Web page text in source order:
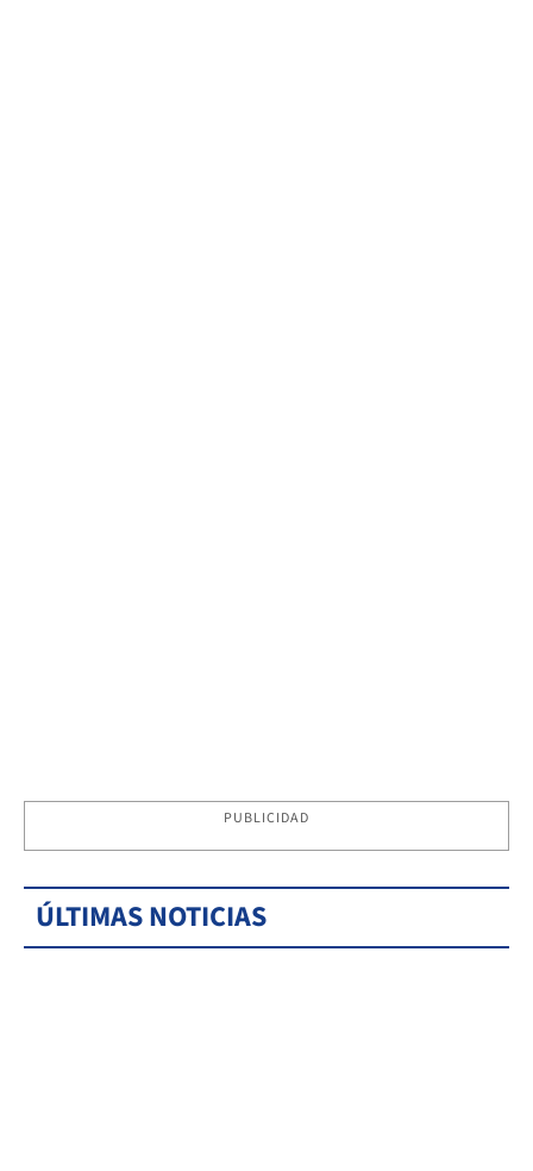
PUBLICIDAD
ÚLTIMAS NOTICIAS